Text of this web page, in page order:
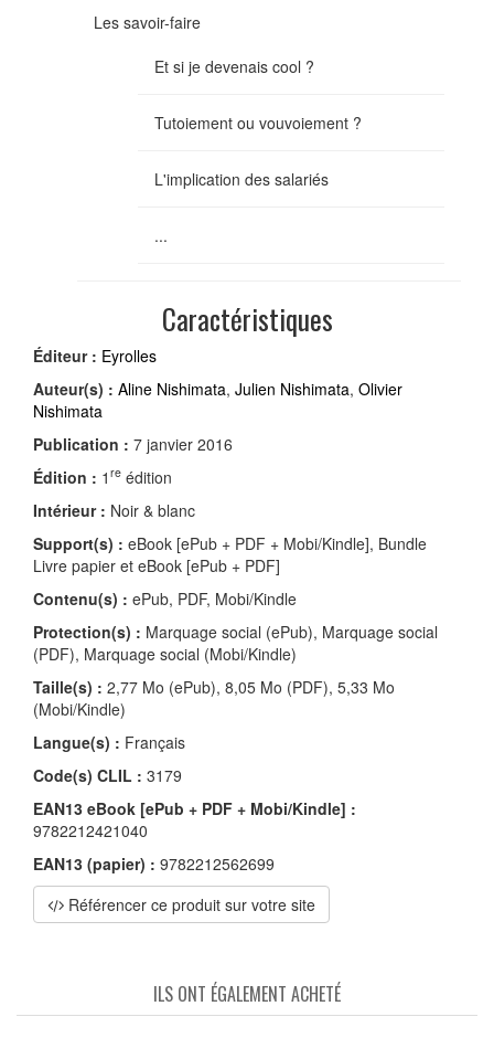
Les savoir-faire
Et si je devenais cool ?
Tutoiement ou vouvoiement ?
L'implication des salariés
...
Caractéristiques
Éditeur : Eyrolles
Auteur(s) : Aline Nishimata, Julien Nishimata, Olivier
Nishimata
Publication : 7 janvier 2016
Édition : 1 re édition
Intérieur : Noir & blanc
Support(s) : eBook [ePub + PDF + Mobi/Kindle], Bundle
Livre papier et eBook [ePub + PDF]
Contenu(s) : ePub, PDF, Mobi/Kindle
Protection(s) : Marquage social (ePub), Marquage social
(PDF), Marquage social (Mobi/Kindle)
Taille(s) : 2,77 Mo (ePub), 8,05 Mo (PDF), 5,33 Mo
(Mobi/Kindle)
Langue(s) : Français
Code(s) CLIL : 3179
EAN13 eBook [ePub + PDF + Mobi/Kindle] :
9782212421040
EAN13 (papier) : 9782212562699
Référencer ce produit sur votre site
ILS ONT ÉGALEMENT ACHETÉ